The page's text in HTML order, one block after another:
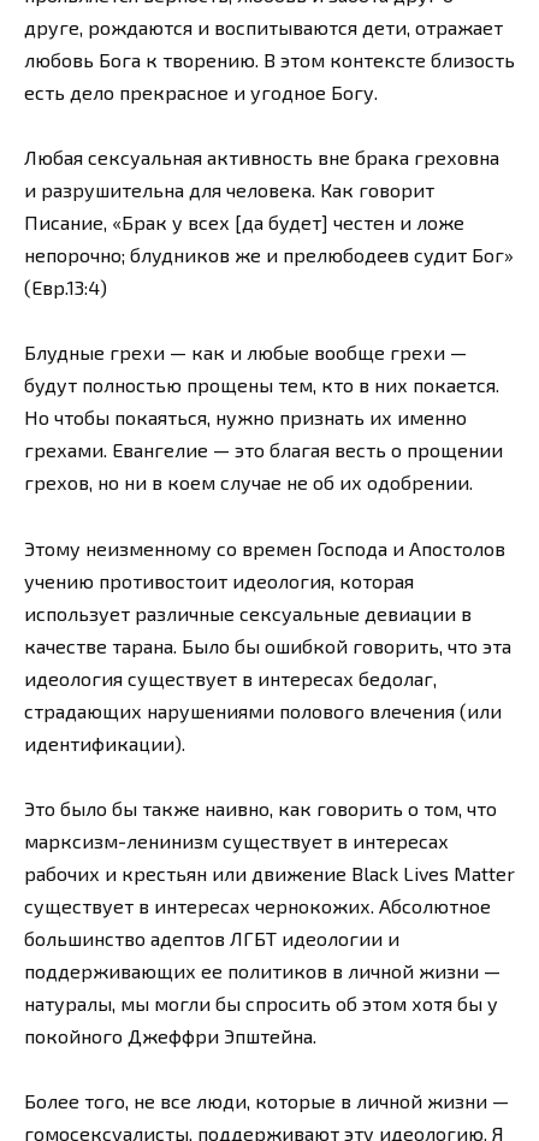
друге, рождаются и воспитываются дети, отражает
любовь Бога к творению. В этом контексте близость
есть дело прекрасное и угодное Богу.
Любая сексуальная активность вне брака греховна
и разрушительна для человека. Как говорит
Писание, «Брак у всех [да будет] честен и ложе
непорочно; блудников же и прелюбодеев судит Бог»
(Евр.13:4)
Блудные грехи — как и любые вообще грехи —
будут полностью прощены тем, кто в них покается.
Но чтобы покаяться, нужно признать их именно
грехами. Евангелие — это благая весть о прощении
грехов, но ни в коем случае не об их одобрении.
Этому неизменному со времен Господа и Апостолов
учению противостоит идеология, которая
использует различные сексуальные девиации в
качестве тарана. Было бы ошибкой говорить, что эта
идеология существует в интересах бедолаг,
страдающих нарушениями полового влечения (или
идентификации).
Это было бы также наивно, как говорить о том, что
марксизм-ленинизм существует в интересах
рабочих и крестьян или движение Black Lives Matter
существует в интересах чернокожих. Абсолютное
большинство адептов ЛГБТ идеологии и
поддерживающих ее политиков в личной жизни —
натуралы, мы могли бы спросить об этом хотя бы у
покойного Джеффри Эпштейна.
Более того, не все люди, которые в личной жизни —
гомосексуалисты, поддерживают эту идеологию. Я